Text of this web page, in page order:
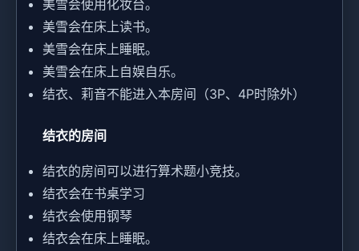
美雪会使用化妆台。
美雪会在床上读书。
美雪会在床上睡眠。
美雪会在床上自娱自乐。
结衣、莉音不能进入本房间（3P、4P时除外）
结衣的房间
结衣的房间可以进行算术题小竞技。
结衣会在书桌学习
结衣会使用钢琴
结衣会在床上睡眠。